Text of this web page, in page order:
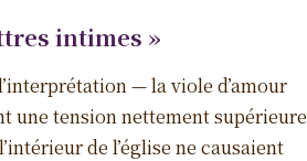
intimes »
— la viole d’amour
une tension nettement supérieure
de l’église ne causaient